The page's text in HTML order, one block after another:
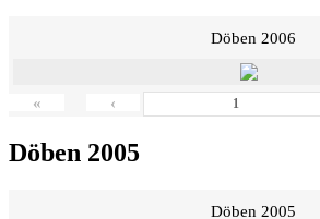
Döben 2006
« ‹
Döben 2005
Döben 2005